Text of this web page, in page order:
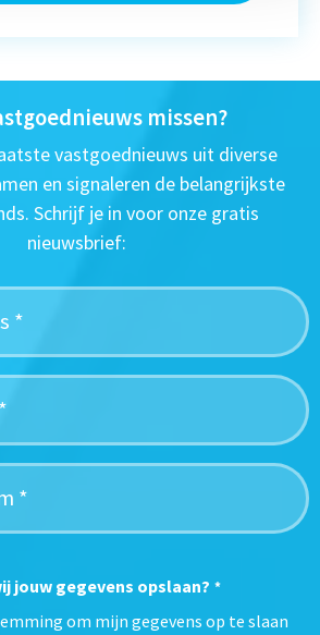
missen?
vastgoednieuws uit diverse
en signaleren de belangrijkste
Schrijf je in voor onze gratis
nieuwsbrief:
jouw gegevens opslaan? *
om mijn gegevens op te slaan